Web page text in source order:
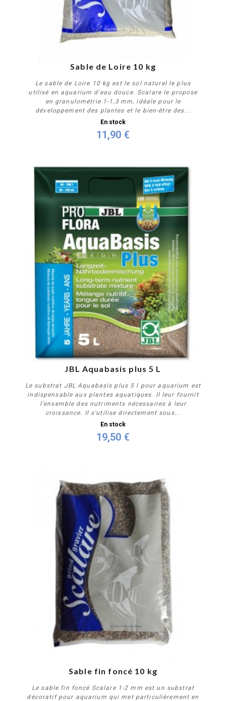
Sable de Loire 10 kg
Le sable de Loire 10 kg est le sol naturel le plus
utilisé en aquarium d'eau douce. Scalare le propose
en granulométrie 1-1,3 mm, idéale pour le
développement des plantes et le bien-être des...
En stock
11,90 €
JBL Aquabasis plus 5 L
Le substrat JBL Aquabasis plus 5 l pour aquarium est
indispensable aux plantes aquatiques. Il leur fournit
l'ensemble des nutriments nécessaires à leur
croissance. Il s'utilise directement sous...
En stock
19,50 €
Sable fin foncé 10 kg
Le sable fin foncé Scalare 1-2 mm est un substrat
décoratif pour aquarium qui met particulièrement en